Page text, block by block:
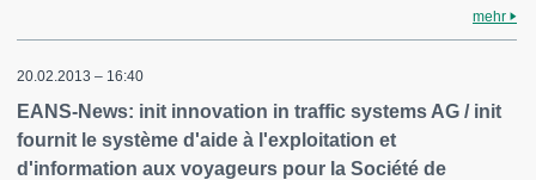
mehr
20.02.2013 – 16:40
EANS-News: init innovation in traffic systems AG / init
fournit le système d'aide à l'exploitation et
d'information aux voyageurs pour la Société de